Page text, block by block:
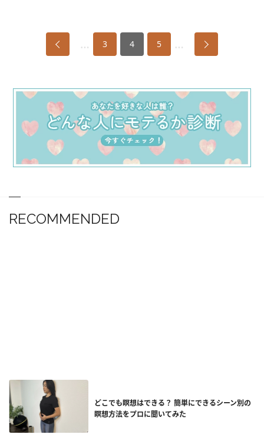
… 3 4 5 …
RECOMMENDED
どこでも瞑想はできる？ 簡単にできるシーン別の
瞑想方法をプロに聞いてみた